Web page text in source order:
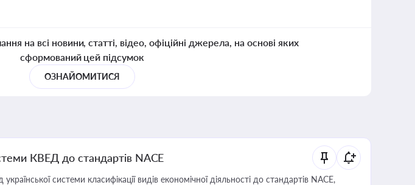
на всі новини, статті, відео, офіційні джерела, на основі яких
сформований цей підсумок
ОЗНАЙОМИТИСЯ
КВЕД до стандартів NACE
системи класифікації видів економічної діяльності до стандартів NACE,